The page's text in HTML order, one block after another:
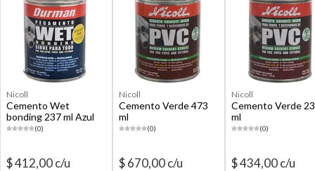
Nicoll
Cemento Wet
bonding 237 ml Azul
(0)
$ 412,00 c/u
Nicoll
Cemento Verde 473
ml
(0)
$ 670,00 c/u
Nicoll
Cemento Verde
ml
(0)
$ 434,00 c/u